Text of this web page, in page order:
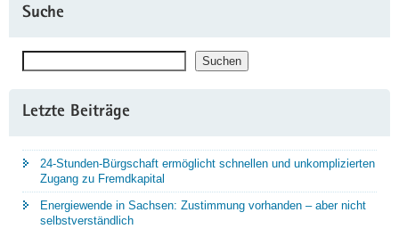
Suche
Suchen
Letzte Beiträge
24-Stunden-Bürgschaft ermöglicht schnellen und unkomplizierten
Zugang zu Fremdkapital
Energiewende in Sachsen: Zustimmung vorhanden – aber nicht
selbstverständlich